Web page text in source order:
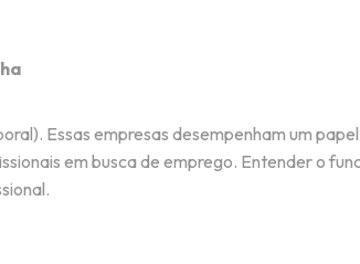
Essas empresas desempenham um
em busca de emprego. Entender o